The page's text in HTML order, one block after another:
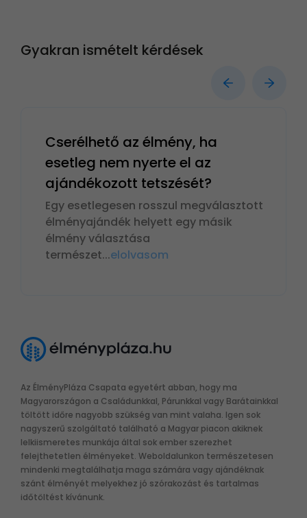
Gyakran ismételt kérdések
Cserélhető az élmény, ha
esetleg nem nyerte el az
ajándékozott tetszését?
Egy esetlegesen rosszul megválasztott
élményajándék helyett egy másik
élmény választása
természet...elolvasom
Az ÉlményPláza Csapata egyetért abban, hogy ma
Magyarországon a Családunkkal, Párunkkal vagy Barátainkkal
töltött időre nagyobb szükség van mint valaha. Igen sok
nagyszerű szolgáltató található a Magyar piacon akiknek
lelkiismeretes munkája által sok ember szerezhet
felejthetetlen élményeket. Weboldalunkon természetesen
mindenki megtalálhatja maga számára vagy ajándéknak
szánt élményét melyekhez jó szórakozást és tartalmas
időtöltést kívánunk.